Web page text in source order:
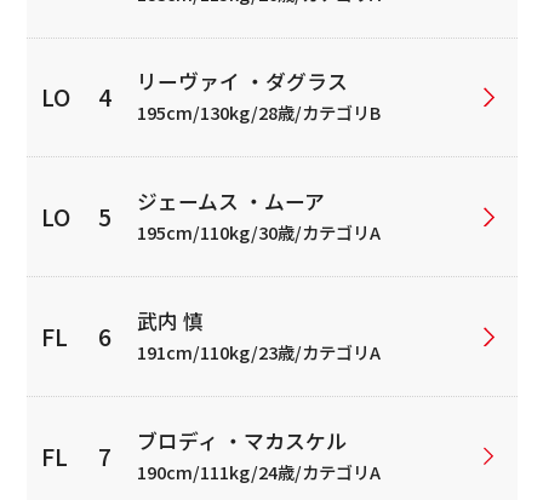
リーヴァイ ・ダグラス
195cm/130kg/28歳/カテゴリB
ジェームス ・ムーア
195cm/110kg/30歳/カテゴリA
武内 慎
191cm/110kg/23歳/カテゴリA
ブロディ ・マカスケル
190cm/111kg/24歳/カテゴリA